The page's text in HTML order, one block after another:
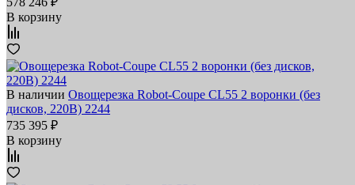
В корзину
В наличии Овощерезка Robot-Coupe CL55 2 воронки (без
дисков, 220В) 2244
735 395 ₽
В корзину